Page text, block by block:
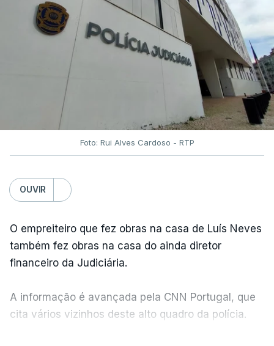
Foto: Rui Alves Cardoso - RTP
OUVIR
O empreiteiro que fez obras na casa de Luís Neves
também fez obras na casa do ainda diretor
financeiro da Judiciária.
A informação é avançada pela CNN Portugal, que
cita vários vizinhos deste alto quadro da polícia.